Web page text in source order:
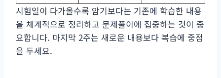
시험일이 다가올수록 암기보다는 기존에 학습한 내용
을 체계적으로 정리하고 문제풀이에 집중하는 것이 중
요합니다. 마지막 2주는 새로운 내용보다 복습에 중점
을 두세요.